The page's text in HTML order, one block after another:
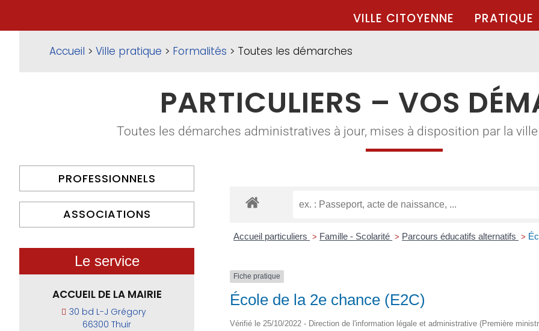
VILLE CITOYENNE PRATIQUE
Accueil > Ville pratique > Formalités > Toutes les démarches
PARTICULIERS – VOS
Toutes les démarches administratives à jour, mises à disposition par la
PROFESSIONNELS
ASSOCIATIONS
Le service
ACCUEIL DE LA MAIRIE
30 bd L-J Grégory
66300 Thuir
Accueil particuliers > Famille - Scolarité > Parcours éducatifs alternatifs >
Fiche pratique
École de la 2e chance (E2C)
Vérifié le 25/10/2022 - Direction de l'information légale et administrative (Première